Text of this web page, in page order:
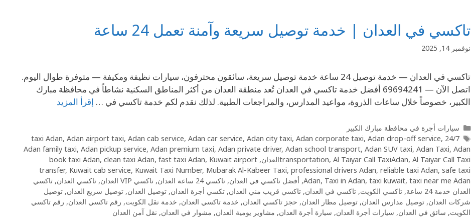
تاكسي في العدان | خدمة توصيل سريعة وآمنة تعمل 24 ساعة
نوفمبر 14, 2025
تاكسي في العدان — خدمة توصيل 24 ساعة خدمة توصيل سريعة، سائقون محترفون، سيارات نظيفة ومكيفة — متوفرة طوال اليوم.
اتصل الآن — 69694241 أفضل خدمة تاكسي في العدان تُعد منطقة العدان من أكثر المناطق السكنية نشاطاً في محافظة مبارك
الكبير، خصوصاً خلال ساعات الذروة، مواعيد المدارس، والمراجعات الطبية. لذلك نقدم لكم خدمة تاكسي في … إقرأ المزيد
سيارات أجرة في محافظة مبارك الكبير
24/7 taxi Adan
,Adan airport taxi,Adan cab service,Adan car service,Adan city taxi,Adan corporate taxi,Adan drop-off service,
Adan family taxi, Adan pickup service, Adan premium taxi, Adan private driver, Adan school transport, Adan SUV taxi, Adan Taxi, Adan
transportation, Al Taiyar Call TaxiAdan, Al Taiyar Call Taxiالعدان ,
book taxi Adan, clean taxi Adan, fast taxi Adan, Kuwait airport
transfer, Kuwait cab service, Kuwait Taxi Number, Mubarak Al-Kabeer Taxi, professional drivers Adan, reliable taxi Adan, safe taxi
Adan, Taxi in Adan, taxi kuwait, taxi near me Adan
, أفضل تاكسي في العدان, تاكسي 24 ساعة العدان , تاكسي VIP العدان , تاكسي العدان, تاكسي
العدان خدمة 24 ساعة
, تاكسي الكويت, تاكسي في العدان, تاكسي قريب مني العدان, تكسي أجرة العدان, توصيل العدان, توصيل سريع العدان, توصيل
شركات العدان, توصيل مدارس العدان, توصيل مطار العدان, حجز تاكسي العدان, خدمة تاكسي العدان, خدمة نقل الكويت, رقم تاكسي العدان, رقم تاكسي
الكويت, سائق في العدان, سيارات أجرة العدان, سيارة أجرة العدان, مشاوير يومية العدان, مشوار في العدان, نقل آمن العدان